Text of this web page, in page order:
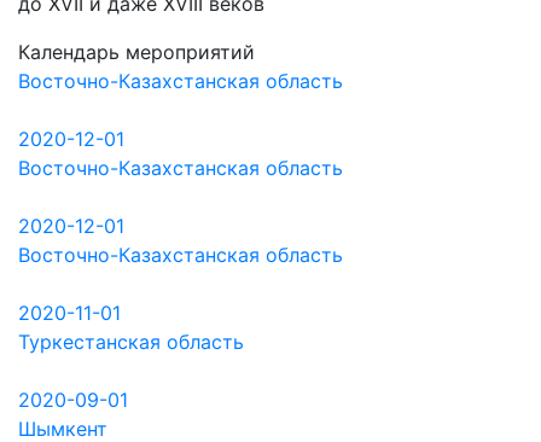
Календарь мероприятий
Восточно-Казахстанская область
2020-12-01
Восточно-Казахстанская область
2020-12-01
Восточно-Казахстанская область
2020-11-01
Туркестанская область
2020-09-01
Шымкент